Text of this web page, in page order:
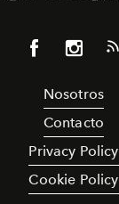
Nosotros
Contacto
Privacy Policy
Cookie Policy